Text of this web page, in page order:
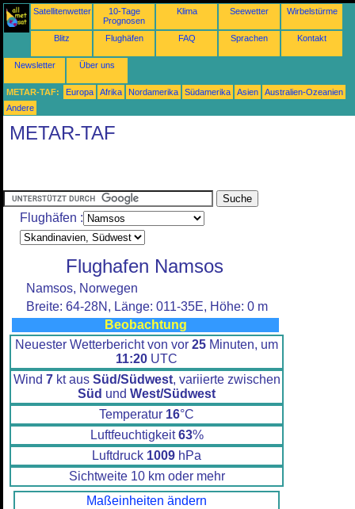
Satellitenwetter
10-Tage
Prognosen
Klima Seewetter Wirbelstürme
Blitz Flughäfen FAQ Sprachen Kontakt
Newsletter Über uns
METAR-TAF: Europa Afrika Nordamerika Südamerika Asien
Australien-Ozeanien
Andere
METAR-TAF
Flughäfen :
Flughafen Namsos
Namsos, Norwegen
Breite: 64-28N, Länge: 011-35E, Höhe: 0 m
Beobachtung
Neuester Wetterbericht von vor 25 Minuten, um
11:20 UTC
Wind 7kt aus Süd/Südwest, variierte zwischen
Süd und West/Südwest
Temperatur 16°C
Luftfeuchtigkeit63%
Luftdruck 1009 hPa
Sichtweite 10 km oder mehr
Maßeinheiten ändern